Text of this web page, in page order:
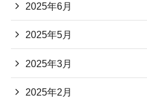
2025年6月
2025年5月
2025年3月
2025年2月